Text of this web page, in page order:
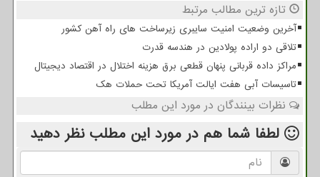
تازه ترین مطالب مرتبط
آخرین وضعیت امنیت سایبری زیرساخت های راه آهن کشور
تلاقی دو اراده پولادین در هندسه قدرت
مراکز داده قربانی پنهان قطعی برق هزینه اختلال در اقتصاد دیجیتال
تاسیسات آبی هفت ایالت آمریکا تحت حملات هک
نظرات بینندگان در مورد این مطلب
لطفا شما هم در مورد این مطلب نظر دهید